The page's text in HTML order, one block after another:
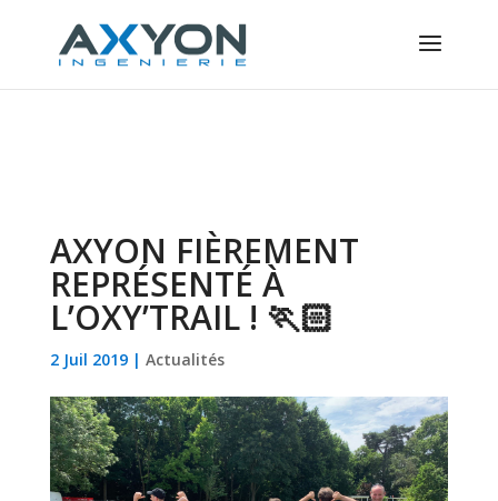
AXYON FIÈREMENT
REPRÉSENTÉ À
L’OXY’TRAIL ! 🏃🏻
2 Juil 2019| Actualités